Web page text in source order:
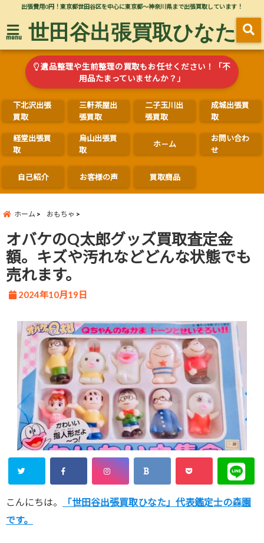
出張費用0円！東京都世田谷区を中心に東京都～神奈川県まで出張買取しています！
menu 世田谷出張買取ひなた
遺品整理や生前整理の買取もお任せください！「不
用品たまっていませんか？」
下北沢出張
買取
三軒茶屋出
張買取
二子玉川出
張買取
成城出張買
取
経堂出張買
取
烏山出張買
取
ホ－ム
お問い合わ
せ
自己紹介 お客様の声 買取商品
ホーム おもちゃ
オバケのQ太郎グッズ買取査定金
額。キズや汚れなどどんな状態でも
売れます。
2024年10月19日
こんにちは。
「世田谷出張買取ひなた」代表鑑定士の森園
です。